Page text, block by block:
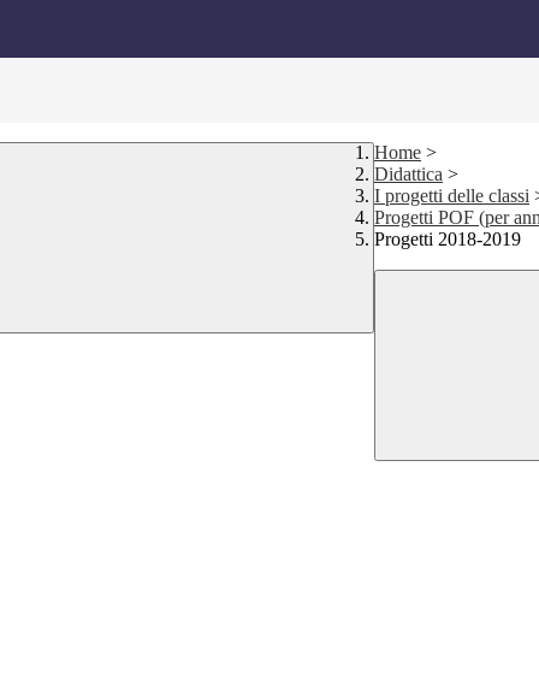
Home >
Didattica >
I progetti delle classi
Progetti POF (per
Progetti 2018-2019